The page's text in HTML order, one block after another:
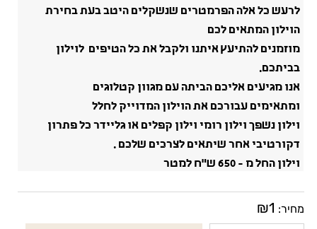
לרעש כל אלה הפרמטרים שנשקלים היטב בעת בחירת
הוילון המתאים לכם
מוזמנים להתיעץ איתנו ולקבל את כל הטיפים לוילון
בביתכם.
אנו מגיעים אליכם הביתה עם מגוון קטלוגים
ומתאימים עבורכם את הוילון המדוייק לחלל
וילון נשפך וילון רומי וילון קפלים או גליידר כל פתרון
דקורטיבי אחר שיתאים לצרכים שלכם .
וילון החל מ - 650 ש"ח למטר
מחיר: ₪1